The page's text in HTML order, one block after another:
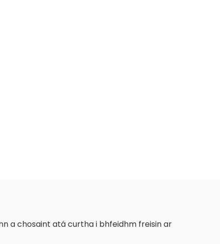
a chosaint atá curtha i bhfeidhm freisin ar